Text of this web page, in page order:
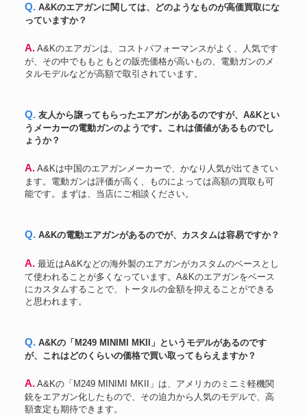
RWA M1919電動ガン 109,800円
A＆K M249minimi 電動ガン 42,750円
Q. A&Kのエアガンに関しては、どのようなものが高価買取にな
っていますか？
A. A&Kのエアガンは、コストパフォーマンスがよく、人気です
が、その中でももともとの販売価格が高いもの、電動ガンのメ
タルモデルなどが高額で取引されています。
Q. 友人から譲ってもらったエアガンがあるのですが、A&Kとい
うメーカーの電動ガンのようです。これは価値があるものでし
ょうか？
A. A&Kは中国のエアガンメーカーで、かなり人気が出てきてい
ます。電動ガンは評価が高く、ものによっては高額の買取も可
能です。まずは、当店にご相談ください。
Q. A&Kの電動エアガンがあるのでが、カスタムは容易ですか？
A. 最近はA&Kなどの海外製のエアガンがカスタムのベースとし
て使われることが多くなっています。A&Kのエアガンをベース
にカスタムすることで、トータルの金額を抑えることができる
と思われます。
Q. A&Kの「M249 MINIMI MKII」というモデルがあるのです
が、これはどのくらいの価格で買い取ってもらえますか？
A. A&Kの「M249 MINIMI MKII」は、アメリカのミニミ軽機関
銃をエアガン化したもので、その迫力から人気のモデルで、高
額査定も期待できます。